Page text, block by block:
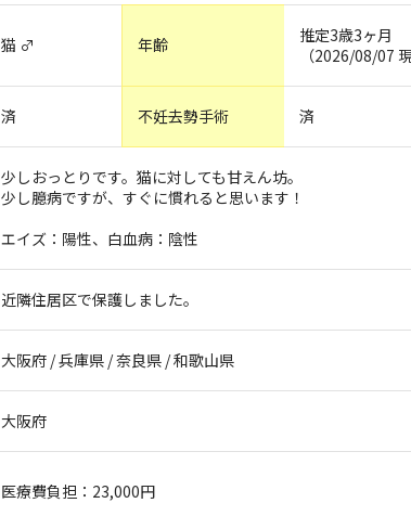
猫 ♂ 年齢
推定3歳3ヶ月
（2026/08/07 現
済 不妊去勢手術 済
少しおっとりです。猫に対しても甘えん坊。
少し臆病ですが、すぐに慣れると思います！
エイズ：陽性、白血病：陰性
近隣住居区で保護しました。
大阪府 / 兵庫県 / 奈良県 / 和歌山県
大阪府
医療費負担：23,000円